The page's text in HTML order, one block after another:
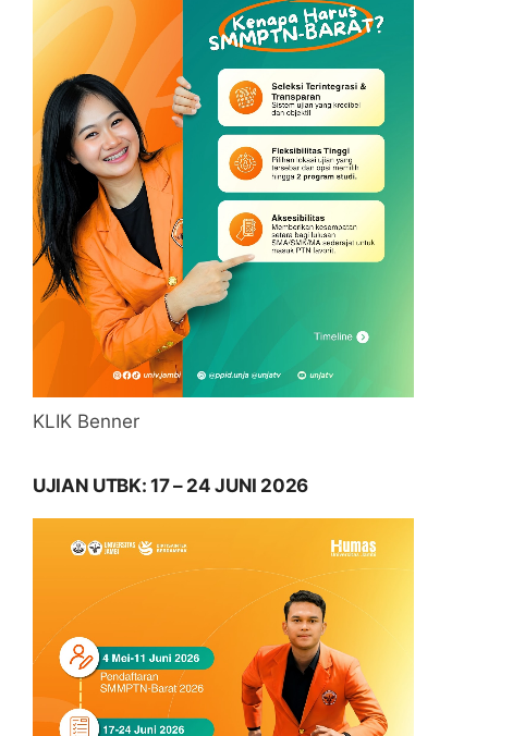
KLIK Benner
UJIAN UTBK: 17 – 24 JUNI 2026